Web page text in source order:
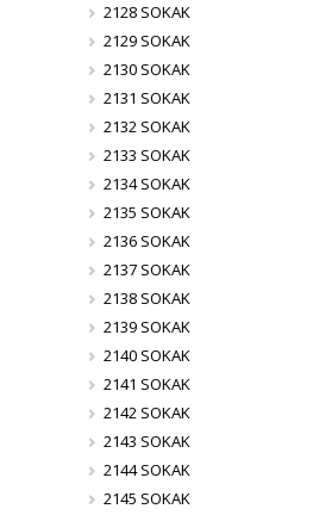
2128 SOKAK
2129 SOKAK
2130 SOKAK
2131 SOKAK
2132 SOKAK
2133 SOKAK
2134 SOKAK
2135 SOKAK
2136 SOKAK
2137 SOKAK
2138 SOKAK
2139 SOKAK
2140 SOKAK
2141 SOKAK
2142 SOKAK
2143 SOKAK
2144 SOKAK
2145 SOKAK